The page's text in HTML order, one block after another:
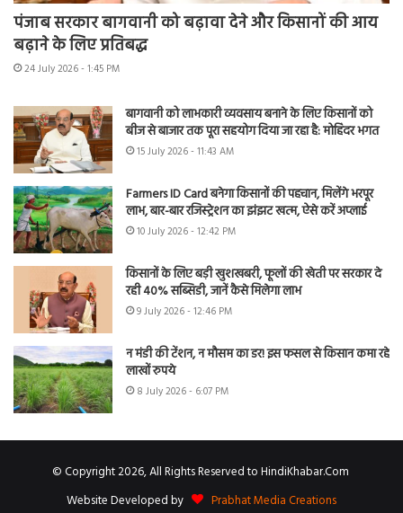
पंजाब सरकार बागवानी को बढ़ावा देने और किसानों की आय
बढ़ाने के लिए प्रतिबद्ध
24 July 2026 - 1:45 PM
बागवानी को लाभकारी व्यवसाय बनाने के लिए किसानों को
बीज से बाजार तक पूरा सहयोग दिया जा रहा है: मोहिंदर भगत
15 July 2026 - 11:43 AM
Farmers ID Card बनेगा किसानों की पहचान, मिलेंगे भरपूर
लाभ, बार-बार रजिस्ट्रेशन का झंझट खत्म, ऐसे करें अप्लाई
10 July 2026 - 12:42 PM
किसानों के लिए बड़ी खुशखबरी, फूलों की खेती पर सरकार दे
रही 40% सब्सिडी, जानें कैसे मिलेगा लाभ
9 July 2026 - 12:46 PM
न मंडी की टेंशन, न मौसम का डर! इस फसल से किसान कमा रहे
लाखों रुपये
8 July 2026 - 6:07 PM
© Copyright 2026, All Rights Reserved to HindiKhabar.Com
Website Developed by
Prabhat Media Creations